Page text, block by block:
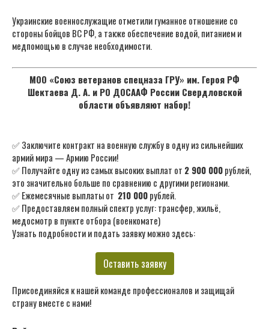
Украинские военнослужащие отметили гуманное отношение со
стороны бойцов ВС РФ, а также обеспечение водой, питанием и
медпомощью в случае необходимости.
МОО «Союз ветеранов спецназа ГРУ» им. Героя РФ
Шектаева Д. А. и РО ДОСААФ России Свердловской
области объявляют набор!
✅ Заключите контракт на военную службу в одну из сильнейших
армий мира — Армию России!
✅ Получайте одну из самых высоких выплат от 2 900 000рублей,
это значительно больше по сравнению с другими регионами.
✅ Ежемесячные выплаты от 210 000рублей.
✅ Предоставляем полный спектр услуг: трансфер, жильё,
медосмотр в пункте отбора (военкомате)
Узнать подробности и подать заявку можно здесь:
Оставить заявку
Присоединяйся к нашей команде профессионалов и защищай
страну вместе с нами!